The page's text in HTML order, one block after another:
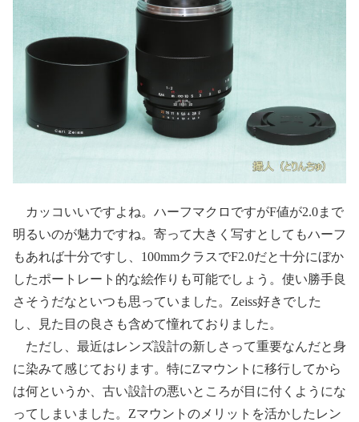
カッコいいですよね。ハーフマクロですがF値が2.0まで
明るいのが魅力ですね。寄って大きく写すとしてもハーフ
もあれば十分ですし、100mmクラスでF2.0だと十分にぼか
したポートレート的な絵作りも可能でしょう。使い勝手良
さそうだなといつも思っていました。Zeiss好きでした
し、見た目の良さも含めて憧れておりました。
ただし、最近はレンズ設計の新しさって重要なんだと身
に染みて感じております。特にZマウントに移行してから
は何というか、古い設計の悪いところが目に付くようにな
ってしまいました。Zマウントのメリットを活かしたレン